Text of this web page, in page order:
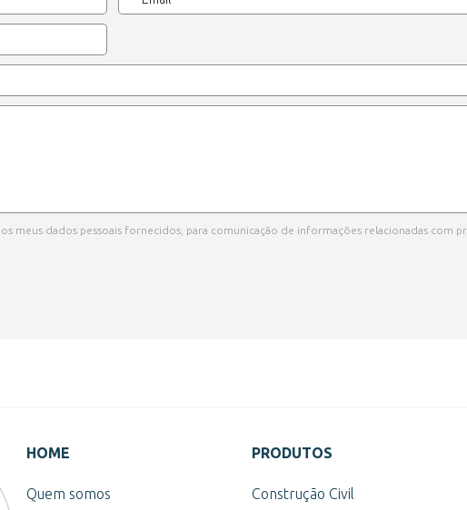
os meus dados pessoais fornecidos, para comunicação de informações relacionadas
HOME
Quem somos
PRODUTOS
Construção Civil